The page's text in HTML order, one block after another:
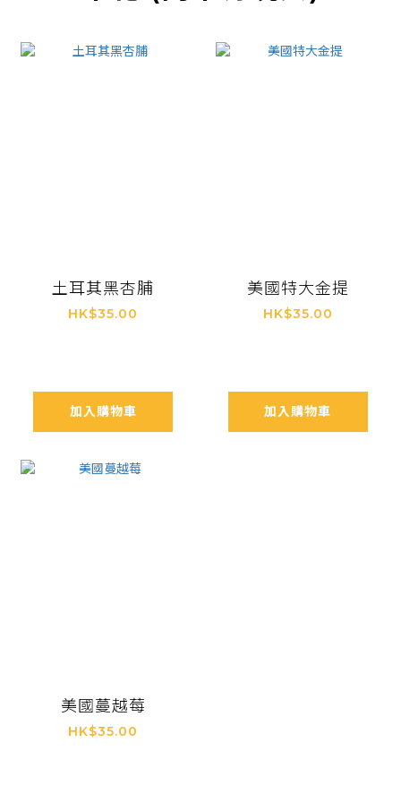
土耳其黑杏脯
HK$35.00
加入購物車
美國特大金提
HK$35.00
加入購物車
美國蔓越莓
HK$35.00